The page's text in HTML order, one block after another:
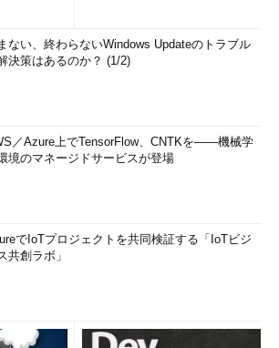
ない、終わらないWindows Updateのトラブル
決策はあるのか？ (1/2)
／Azure上でTensorFlow、CNTKを――機械学
境のマネージドサービスが登場
でIoTプロジェクトを共同検証する「IoTビジ
共創ラボ」